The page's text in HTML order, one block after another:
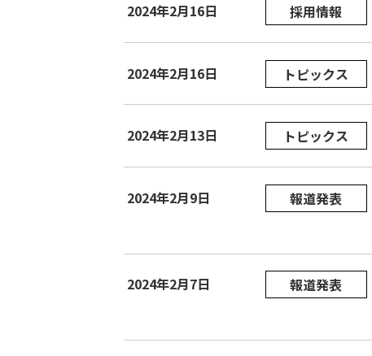
2024年2月16日 採用情報
2024年2月16日 トピックス
2024年2月13日 トピックス
2024年2月9日 報道発表
2024年2月7日 報道発表